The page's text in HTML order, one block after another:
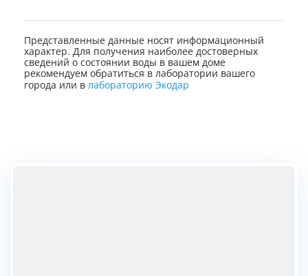
Представленные данные носят информационный
характер. Для получения наиболее достоверных
сведений о состоянии воды в вашем доме
рекомендуем обратиться в лаборатории вашего
города или в лабораторию Экодар